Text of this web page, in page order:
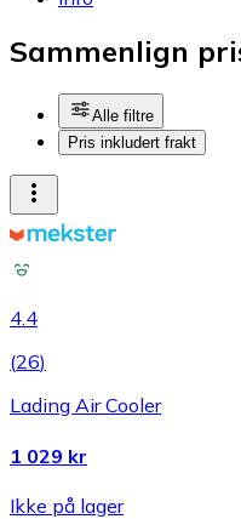
Sammenlign
Alle filtre
Pris inkludert frakt
4.4
(26)
Lading Air Cooler
1 029 kr
Ikke på lager